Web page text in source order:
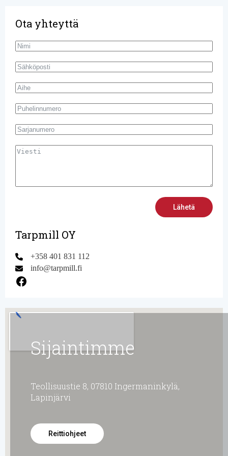
Ota yhteyttä
Lähetä
Tarpmill OY
+358 401 831 112
info@tarpmill.fi
Facebook
Sijaintimme
Teollisuustie 8, 07810 Ingermaninkylä,
Lapinjärvi
Reittiohjeet